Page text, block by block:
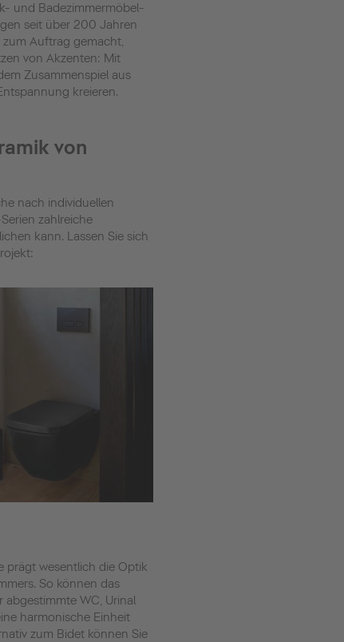
und Badezimmermöbel-
seit über 200 Jahren
Auftrag gemacht,
von Akzenten: Mit
Zusammenspiel aus
kreieren.
von
nach individuellen
zahlreiche
kann. Lassen Sie sich
prägt wesentlich die Optik
So können das
abgestimmte WC, Urinal
harmonische Einheit
zum Bidet können Sie